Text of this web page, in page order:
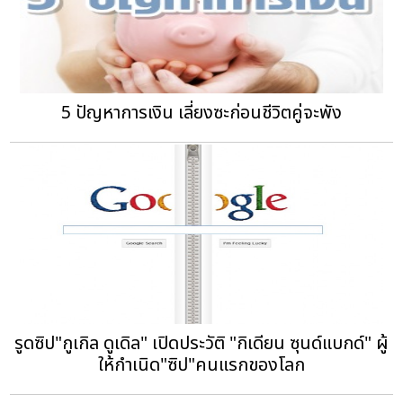
5 ปัญหาการเงิน เลี่ยงซะก่อนชีวิตคู่จะพัง
รูดซิป"กูเกิล ดูเดิล" เปิดประวัติ "กิเดียน ซุนด์แบกด์" ผู้
ให้กำเนิด"ซิป"คนแรกของโลก